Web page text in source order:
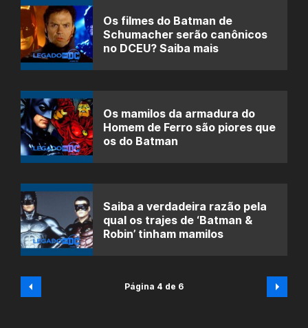
Os filmes do Batman de
Schumacher serão canônicos
no DCEU? Saiba mais
Os mamilos da armadura do
Homem de Ferro são piores que
os do Batman
Saiba a verdadeira razão pela
qual os trajes de ‘Batman &
Robin’ tinham mamilos
Página 4 de 6